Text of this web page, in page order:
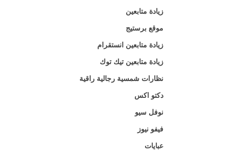
زيادة متابعين
موقع برستيج
زيادة متابعين انستقرام
زيادة متابعين تيك توك
نظارات شمسية رجالية راقية
دكتو اكس
نوفل سيو
فيفو نيوز
عبايات